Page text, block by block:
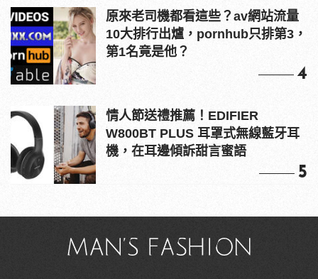
原來老司機都看這些？av網站流量
10大排行出爐，pornhub只排第3，
第1名竟是他？
4
情人節送禮推薦！EDIFIER
W800BT PLUS 耳罩式無線藍牙耳
機，在耳邊傾訴甜言蜜語
5